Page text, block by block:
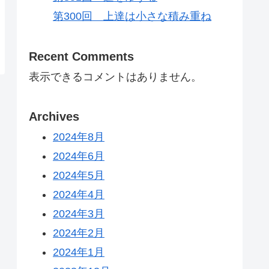
第300回 上達は小さな積み重ね
Recent Comments
表示できるコメントはありません。
Archives
2024年8月
2024年6月
2024年5月
2024年4月
2024年3月
2024年2月
2024年1月